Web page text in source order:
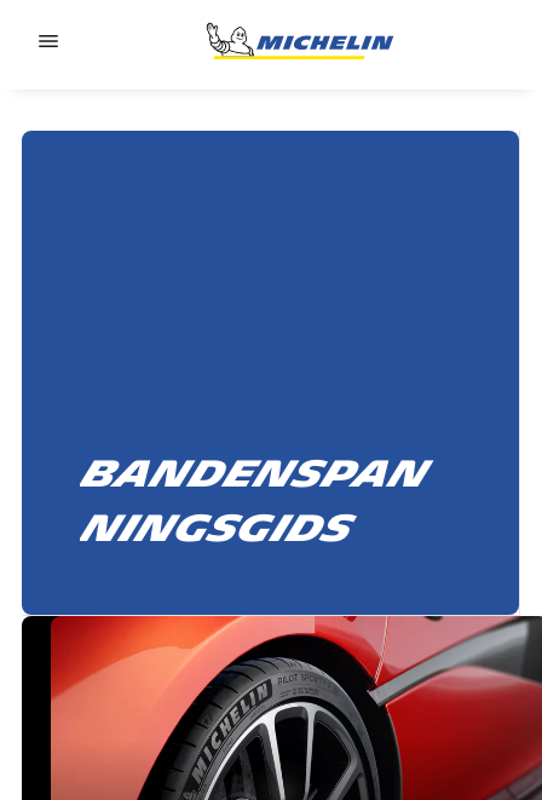
Bandenspan
ningsgids